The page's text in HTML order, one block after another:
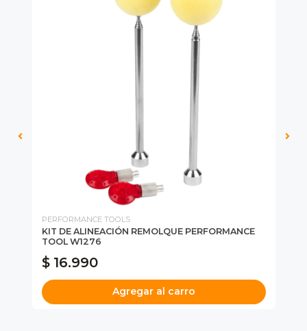
PERFORMANCE TOOLS
KIT DE ALINEACIÓN REMOLQUE PERFORMANCE
TOOL W1276
$ 16.990
Agregar al carro